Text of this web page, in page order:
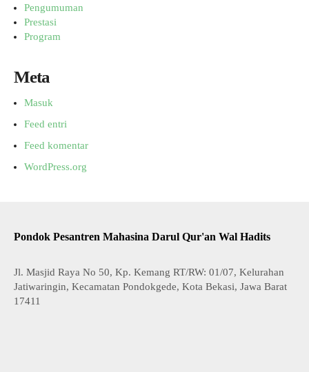
Pengumuman
Prestasi
Program
Meta
Masuk
Feed entri
Feed komentar
WordPress.org
Pondok Pesantren Mahasina Darul Qur'an Wal Hadits
Jl. Masjid Raya No 50, Kp. Kemang RT/RW: 01/07, Kelurahan
Jatiwaringin, Kecamatan Pondokgede, Kota Bekasi, Jawa Barat
17411